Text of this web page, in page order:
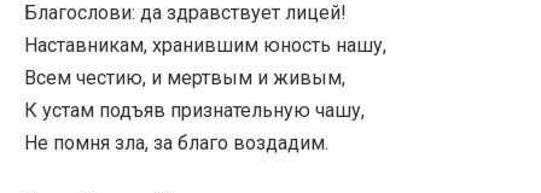
Благослови: да здравствует лицей!
Наставникам, хранившим юность нашу,
Всем честию, и мертвым и живым,
К устам подъяв признательную чашу,
Не помня зла, за благо воздадим.